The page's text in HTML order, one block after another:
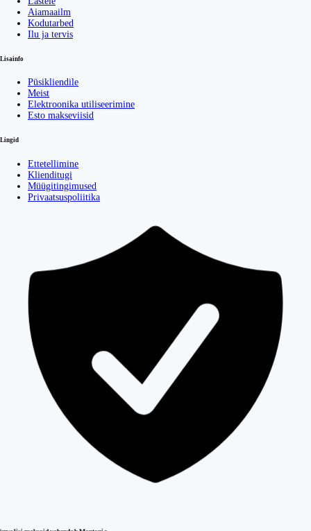
Aiamaailm
Kodutarbed
Ilu ja tervis
Lisainfo
Püsikliendile
Meist
Elektroonika utiliseerimine
Esto makseviisid
Lingid
Ettetellimine
Klienditugi
Müügitingimused
Privaatsuspoliitika